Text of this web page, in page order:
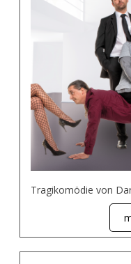
Tragikomödie von